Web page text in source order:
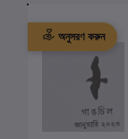
অনুসরণ করুন